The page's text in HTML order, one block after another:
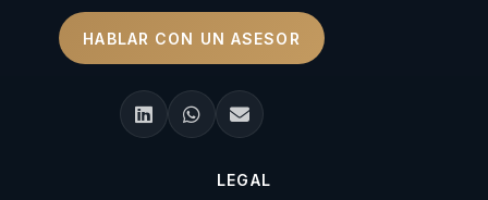
HABLAR CON UN ASESOR
LEGAL